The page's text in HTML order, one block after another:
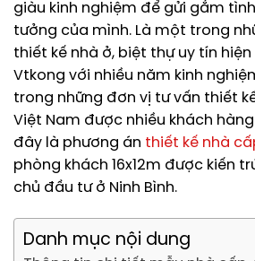
giàu kinh nghiệm để gửi gắm
tưởng của mình. Là một trong
thiết kế nhà ở, biệt thự uy tín
Vtkong với nhiều năm kinh
trong những đơn vị tư vấn thiết
Việt Nam được nhiều khách
đây là phương án thiết kế nhà
phòng khách 16x12m được kiến
chủ đầu tư ở Ninh Bình.
Danh mục nội dung